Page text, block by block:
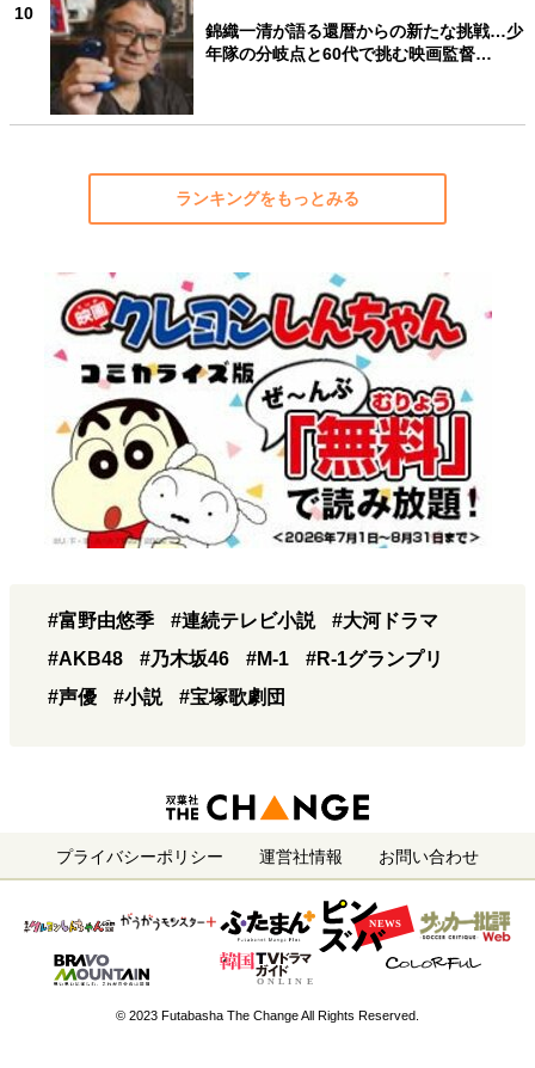
10
錦織一清が語る還暦からの新たな挑戦…少
年隊の分岐点と60代で挑む映画監督…
ランキングをもっとみる
#富野由悠季 #連続テレビ小説
#大河ドラマ
#AKB48
#乃木坂46 #M-1
#R-1グランプリ
#声優
#小説 #宝塚歌劇団
プライバシーポリシー 運営社情報 お問い合わせ
© 2023 Futabasha The Change All Rights Reserved.